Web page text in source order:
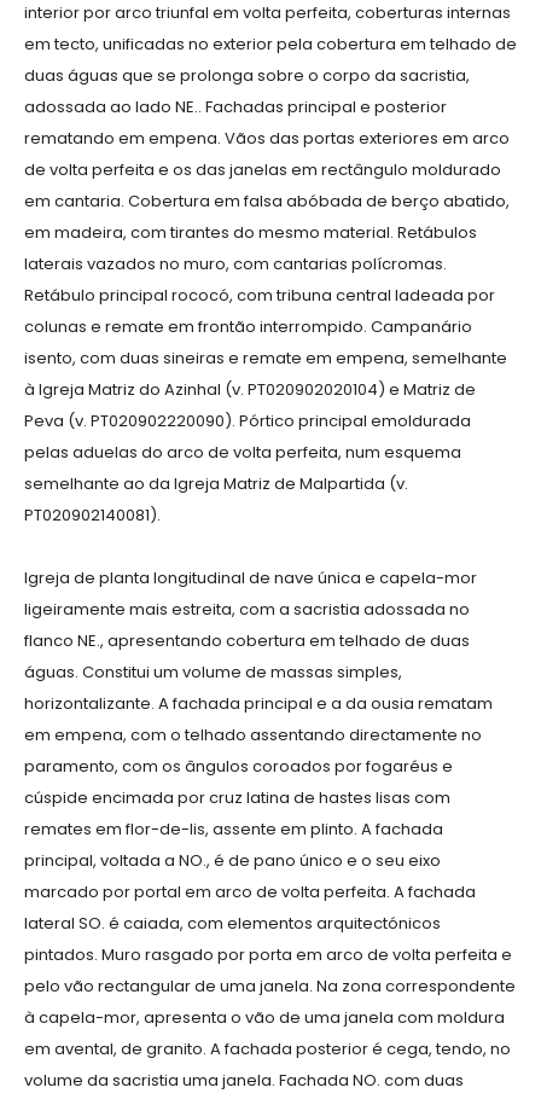
interior por arco triunfal em volta perfeita, coberturas internas
em tecto, unificadas no exterior pela cobertura em telhado de
duas águas que se prolonga sobre o corpo da sacristia,
adossada ao lado NE.. Fachadas principal e posterior
rematando em empena. Vãos das portas exteriores em arco
de volta perfeita e os das janelas em rectângulo moldurado
em cantaria. Cobertura em falsa abóbada de berço abatido,
em madeira, com tirantes do mesmo material. Retábulos
laterais vazados no muro, com cantarias polícromas.
Retábulo principal rococó, com tribuna central ladeada por
colunas e remate em frontão interrompido. Campanário
isento, com duas sineiras e remate em empena, semelhante
à Igreja Matriz do Azinhal (v. PT020902020104) e Matriz de
Peva (v. PT020902220090). Pórtico principal emoldurada
pelas aduelas do arco de volta perfeita, num esquema
semelhante ao da Igreja Matriz de Malpartida (v.
PT020902140081).
Igreja de planta longitudinal de nave única e capela-mor
ligeiramente mais estreita, com a sacristia adossada no
flanco NE., apresentando cobertura em telhado de duas
águas. Constitui um volume de massas simples,
horizontalizante. A fachada principal e a da ousia rematam
em empena, com o telhado assentando directamente no
paramento, com os ângulos coroados por fogaréus e
cúspide encimada por cruz latina de hastes lisas com
remates em flor-de-lis, assente em plinto. A fachada
principal, voltada a NO., é de pano único e o seu eixo
marcado por portal em arco de volta perfeita. A fachada
lateral SO. é caiada, com elementos arquitectónicos
pintados. Muro rasgado por porta em arco de volta perfeita e
pelo vão rectangular de uma janela. Na zona correspondente
à capela-mor, apresenta o vão de uma janela com moldura
em avental, de granito. A fachada posterior é cega, tendo, no
volume da sacristia uma janela. Fachada NO. com duas